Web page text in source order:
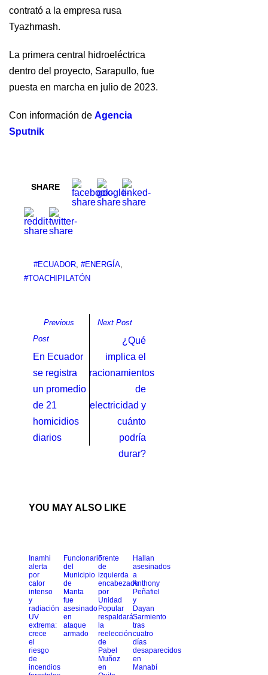
contrató a la empresa rusa
Tyazhmash.
La primera central hidroeléctrica
dentro del proyecto, Sarapullo, fue
puesta en marcha en julio de 2023.
Con información de Agencia
Sputnik
SHARE
#ECUADOR, #ENERGÍA,
#TOACHIPILATÓN
Previous
Post
En Ecuador
se registra
un promedio
de 21
homicidios
diarios
Next Post
¿Qué
implica el
racionamientos
de
electricidad y
cuánto
podría
durar?
YOU MAY ALSO LIKE
Inamhi
alerta
por
calor
intenso
y
radiación
UV
extrema:
crece
el
riesgo
de
incendios
Funcionario
del
Municipio
de
Manta
fue
asesinado
en
ataque
armado
Frente
de
izquierda
encabezado
por
Unidad
Popular
respaldará
la
reelección
de
Pabel
Muñoz
en
Hallan
asesinados
a
Anthony
Peñafiel
y
Dayan
Sarmiento
tras
cuatro
días
desaparecidos
en
Manabí